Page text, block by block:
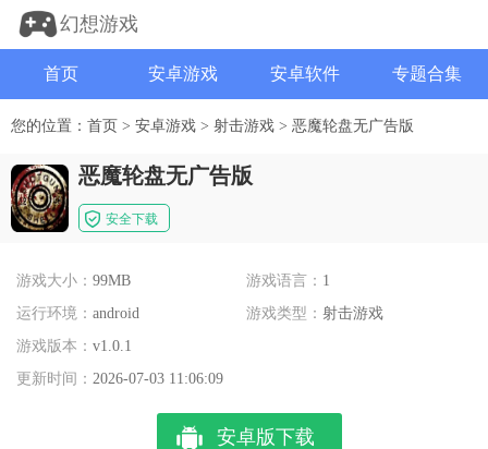
幻想游戏
首页 安卓游戏 安卓软件 专题合集
您的位置： 首页 > 安卓游戏 > 射击游戏 > 恶魔轮盘无广告版
恶魔轮盘无广告版
安全下载
游戏大小： 99MB 游戏语言： 1
运行环境： android 游戏类型：射击游戏
游戏版本： v1.0.1
更新时间： 2026-07-03 11:06:09
安卓版下载